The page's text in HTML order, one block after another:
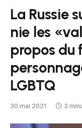
La Russie
nie les
propos du
LGBTQ
30 mai 2021 3